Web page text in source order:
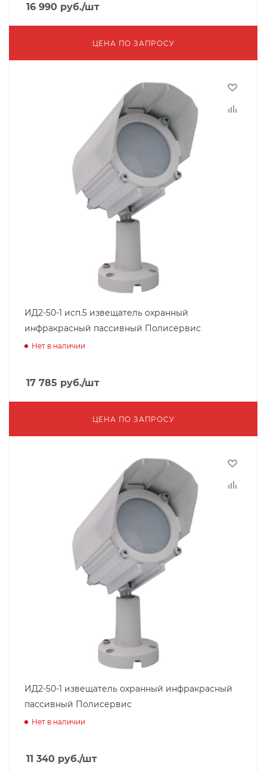
16 990 руб./шт
ЦЕНА ПО ЗАПРОСУ
ИД2-50-1 исп.5 извещатель охранный
инфракрасный пассивный Полисервис
Нет в наличии
17 785 руб./шт
ЦЕНА ПО ЗАПРОСУ
ИД2-50-1 извещатель охранный инфракрасный
пассивный Полисервис
Нет в наличии
11 340 руб./шт